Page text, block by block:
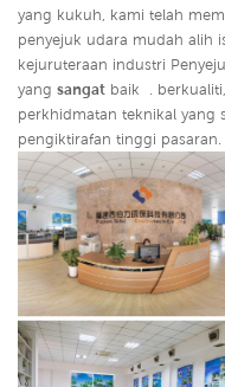
yang kukuh, kami telah
penyejuk udara mudah alih
kejuruteraan industri
yang sangat baik
.
perkhidmatan teknikal yang
pengiktirafan tinggi pasaran.